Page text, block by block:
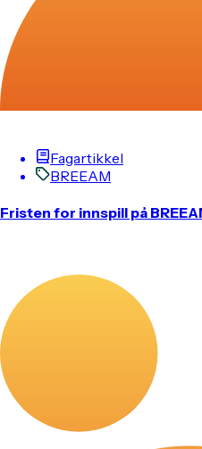
Fagartikkel
BREEAM
Fristen for innspill på